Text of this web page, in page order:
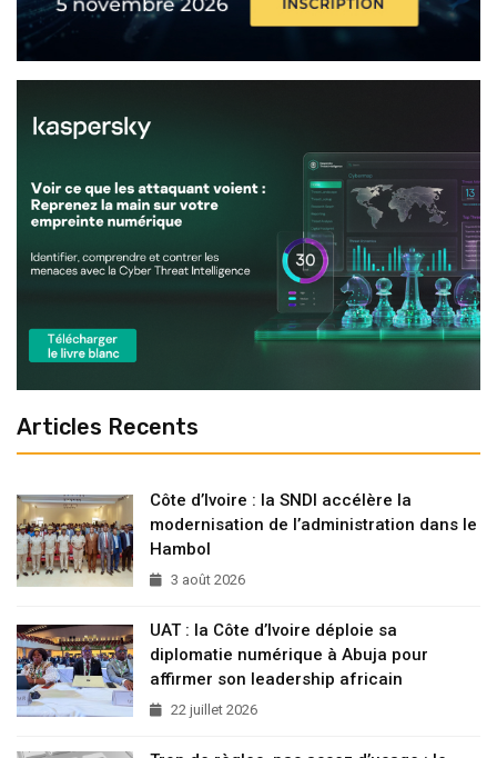
Articles Recents
Côte d’Ivoire : la SNDI accélère la
modernisation de l’administration dans le
Hambol
3 août 2026
UAT : la Côte d’Ivoire déploie sa
diplomatie numérique à Abuja pour
affirmer son leadership africain
22 juillet 2026